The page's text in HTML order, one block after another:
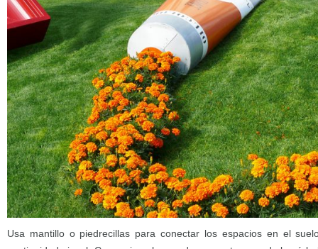
Usa mantillo o piedrecillas para conectar los espacios en el